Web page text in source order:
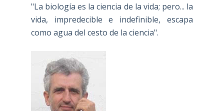
"La biología es la ciencia de la vida; pero... la
vida, impredecible e indefinible, escapa
como agua del cesto de la ciencia".